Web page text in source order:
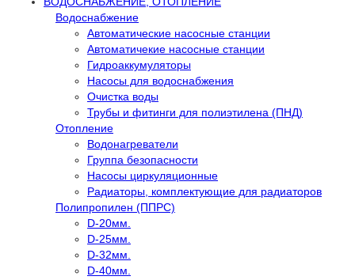
Водоснабжение
Автоматичеcкие насосные станции
Автоматичекие насосные станции
Гидроаккумуляторы
Насосы для водоснабжения
Очистка воды
Трубы и фитинги для полиэтилена (ПНД)
Отопление
Водонагреватели
Группа безопасности
Насосы циркуляционные
Радиаторы, комплектующие для радиаторов
Полипропилен (ППРС)
D-20мм.
D-25мм.
D-32мм.
D-40мм.